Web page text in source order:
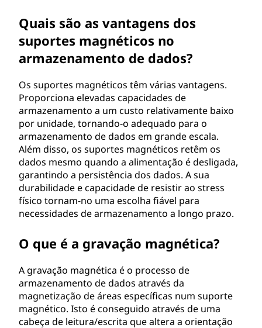
Quais são as vantagens dos
suportes magnéticos no
armazenamento de dados?
Os suportes magnéticos têm várias vantagens.
Proporciona elevadas capacidades de
armazenamento a um custo relativamente baixo
por unidade, tornando-o adequado para o
armazenamento de dados em grande escala.
Além disso, os suportes magnéticos retêm os
dados mesmo quando a alimentação é desligada,
garantindo a persistência dos dados. A sua
durabilidade e capacidade de resistir ao stress
físico tornam-no uma escolha fiável para
necessidades de armazenamento a longo prazo.
O que é a gravação magnética?
A gravação magnética é o processo de
armazenamento de dados através da
magnetização de áreas específicas num suporte
magnético. Isto é conseguido através de uma
cabeça de leitura/escrita que altera a orientação